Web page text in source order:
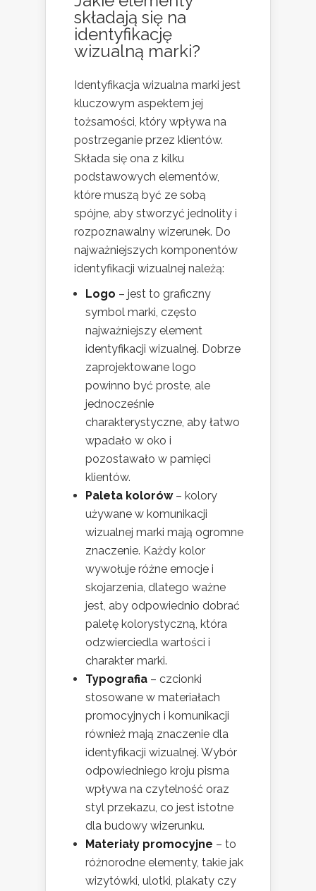
składają się na
identyfikację
wizualną marki?
Identyfikacja wizualna marki jest
kluczowym aspektem jej
tożsamości, który wpływa na
postrzeganie przez klientów.
Składa się ona z kilku
podstawowych elementów,
które muszą być ze sobą
spójne, aby stworzyć jednolity i
rozpoznawalny wizerunek. Do
najważniejszych komponentów
identyfikacji wizualnej należą:
Logo – jest to graficzny
symbol marki, często
najważniejszy element
identyfikacji wizualnej. Dobrze
zaprojektowane logo
powinno być proste, ale
jednocześnie
charakterystyczne, aby łatwo
wpadało w oko i
pozostawało w pamięci
klientów.
Paleta kolorów– kolory
używane w komunikacji
wizualnej marki mają ogromne
znaczenie. Każdy kolor
wywołuje różne emocje i
skojarzenia, dlatego ważne
jest, aby odpowiednio dobrać
paletę kolorystyczną, która
odzwierciedla wartości i
charakter marki.
Typografia – czcionki
stosowane w materiałach
promocyjnych i komunikacji
również mają znaczenie dla
identyfikacji wizualnej. Wybór
odpowiedniego kroju pisma
wpływa na czytelność oraz
styl przekazu, co jest istotne
dla budowy wizerunku.
Materiały promocyjne – to
różnorodne elementy, takie jak
wizytówki, ulotki, plakaty czy